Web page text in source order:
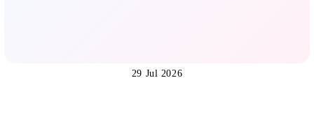
29 Jul 2026